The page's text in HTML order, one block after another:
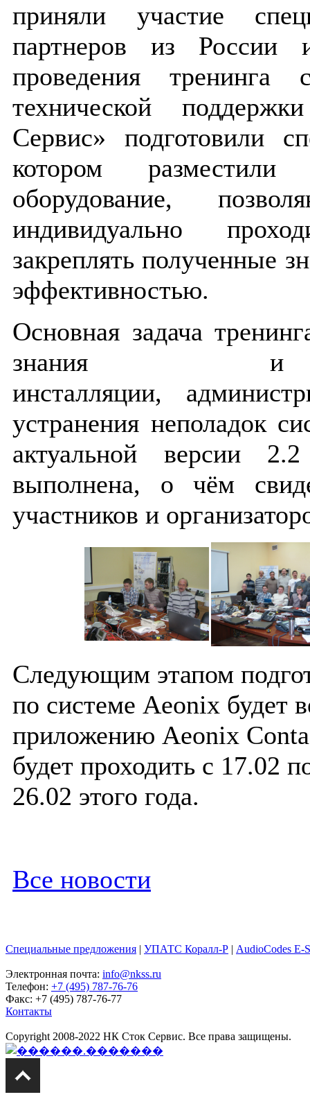
приняли участие
партнеров из
проведения тренинга
технической
Сервис» подготовили
котором
оборудование,
индивидуально
закреплять полученные
эффективностью.
Основная задача
знания
инсталляции,
устранения неполадок
актуальной версии
выполнена, о чём
участников и
Следующим этапом
по системе Aeonix будет
приложению Aeonix
будет проходить с 17.02
26.02 этого года.
Все новости
Специальные предложения | УПАТС Коралл-Р | AudioCodes E-
Электронная почта: info@nkss.ru
Телефон: +7 (495) 787-76-76
Факс: +7 (495) 787-76-77
Контакты
Copyright 2008-2022 НК Сток Сервис. Все права защищены.